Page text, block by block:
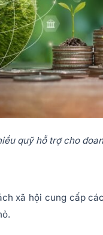
quỹ hỗ trợ cho
xã hội cung cấp